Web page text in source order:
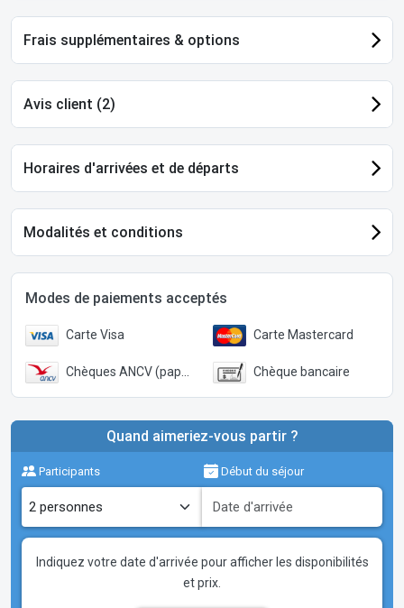
Frais supplémentaires & options
Avis client (2)
Horaires d'arrivées et de départs
Modalités et conditions
Modes de paiements acceptés
Carte Visa Carte Mastercard
Chèques ANCV (papier) Chèque bancaire
Quand aimeriez-vous partir ?
Participants Début du séjour
Indiquez votre date d'arrivée pour afficher les disponibilités
et prix.